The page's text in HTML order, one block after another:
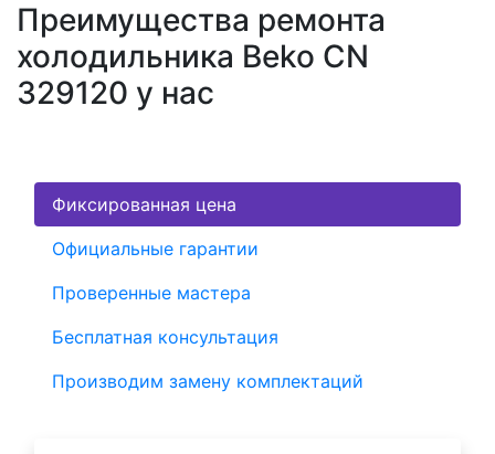
Преимущества ремонта
холодильника Beko CN
329120 у нас
Фиксированная цена
Официальные гарантии
Проверенные мастера
Бесплатная консультация
Производим замену комплектаций